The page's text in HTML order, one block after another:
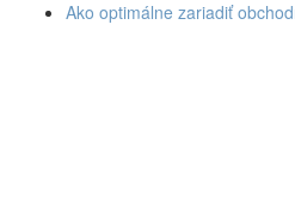
Ako optimálne zariadiť